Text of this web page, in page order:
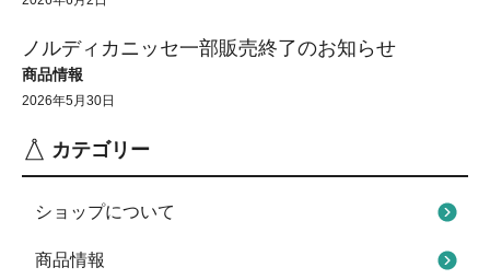
ノルディカニッセ一部販売終了のお知らせ
商品情報
2026年5月30日
カテゴリー
ショップについて
商品情報